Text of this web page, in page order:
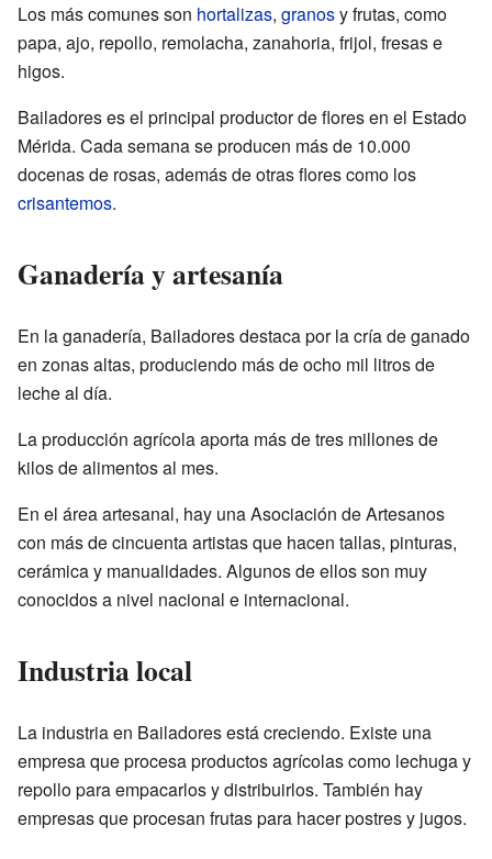
Los más comunes son hortalizas, granosy frutas, como
papa, ajo, repollo, remolacha, zanahoria, frijol, fresas e
higos.
Bailadores es el principal productor de flores en el Estado
Mérida. Cada semana se producen más de 10.000
docenas de rosas, además de otras flores como los
crisantemos.
Ganadería y artesanía
En la ganadería, Bailadores destaca por la cría de ganado
en zonas altas, produciendo más de ocho mil litros de
leche al día.
La producción agrícola aporta más de tres millones de
kilos de alimentos al mes.
En el área artesanal, hay una Asociación de Artesanos
con más de cincuenta artistas que hacen tallas, pinturas,
cerámica y manualidades. Algunos de ellos son muy
conocidos a nivel nacional e internacional.
Industria local
La industria en Bailadores está creciendo. Existe una
empresa que procesa productos agrícolas como lechuga y
repollo para empacarlos y distribuirlos. También hay
empresas que procesan frutas para hacer postres y jugos.